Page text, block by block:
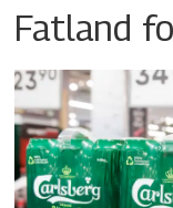
Fatland